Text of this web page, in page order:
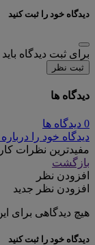
دیدگاه خود را ثبت کنید
برای ثبت دیدگاه
ثبت نظر
دیدگاه ها
0 دیدگاه ها
دیدگاه خود را درباره
مفیدترین نظرات
بازگشت
افزودن نظر
افزودن نظر جدید
هیچ دیدگاهی برای
دیدگاه خود را ثبت کنید